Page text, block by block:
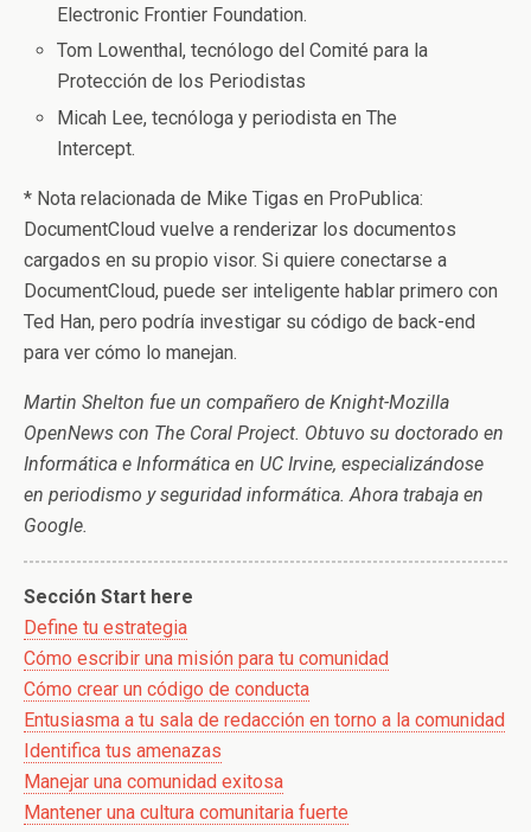
Electronic Frontier Foundation.
Tom Lowenthal, tecnólogo del Comité para la
Protección de los Periodistas
Micah Lee, tecnóloga y periodista en The
Intercept.
* Nota relacionada de Mike Tigas en ProPublica:
DocumentCloud vuelve a renderizar los documentos
cargados en su propio visor. Si quiere conectarse a
DocumentCloud, puede ser inteligente hablar primero con
Ted Han, pero podría investigar su código de back-end
para ver cómo lo manejan.
Martin Shelton fue un compañero de Knight-Mozilla
OpenNews con The Coral Project. Obtuvo su doctorado en
Informática e Informática en UC Irvine, especializándose
en periodismo y seguridad informática. Ahora trabaja en
Google.
Sección Start here
Define tu estrategia
Cómo escribir una misión para tu comunidad
Cómo crear un código de conducta
Entusiasma a tu sala de redacción en torno a la comunidad
Identifica tus amenazas
Manejar una comunidad exitosa
Mantener una cultura comunitaria fuerte